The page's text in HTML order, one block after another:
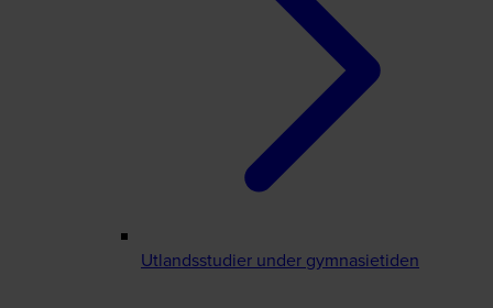
Utlandsstudier under gymnasietiden